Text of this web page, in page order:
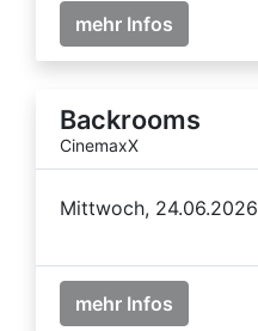
mehr Infos
Backrooms
CinemaxX
Mittwoch, 24.06.2026
mehr Infos